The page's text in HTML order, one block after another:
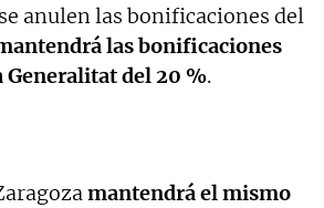
anulen las bonificaciones del
las bonificaciones
Generalitat del 20 %.
mantendrá el mismo